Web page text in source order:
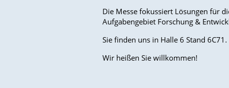
Die Messe fokussiert Lösungen für
Aufgabengebiet Forschung &
Sie finden uns in Halle 6 Stand 6C71.
Wir heißen Sie willkommen!